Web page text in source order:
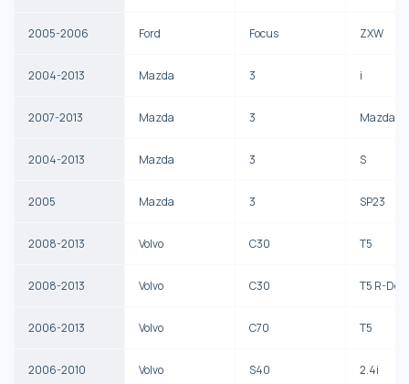
2005-2006 Ford Focus ZXW
2004-2013 Mazda 3 i
2007-2013 Mazda 3
2004-2013 Mazda 3 S
2005 Mazda 3 SP23
2008-2013 Volvo C30 T5
2008-2013 Volvo C30 T5 R-
2006-2013 Volvo C70 T5
2006-2010 Volvo S40 2.4i